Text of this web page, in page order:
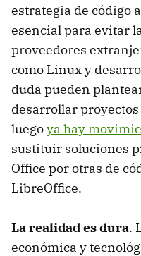
estrategia de código
esencial para evitar
proveedores
como Linux y
duda pueden
desarrollar
luegoya hay
sustituir soluciones
Office por otras de
LibreOffice.
La realidad es dura.
económica y